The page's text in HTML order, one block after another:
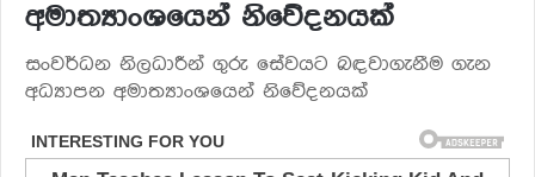
අමාත්‍යාංශයෙන් නිවේදනයක්
සංවර්ධන නිලධාරීන් ගුරු සේවයට බඳවාගැනීම ගැන
අධ්‍යාපන අමාත්‍යාංශයෙන් නිවේදනයක්